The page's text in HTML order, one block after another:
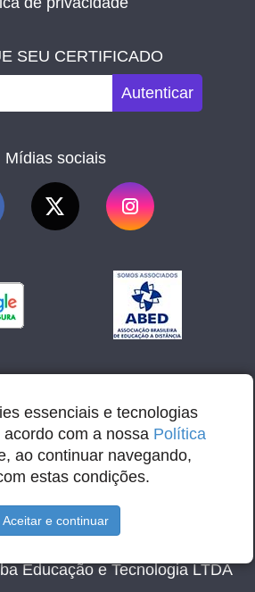
SEU CERTIFICADO
Autenticar
Mídias sociais
Educação e Tecnologia LTDA
essenciais e tecnologias
com a nossa Política
ao continuar navegando,
estas condições.
Aceitar e continuar